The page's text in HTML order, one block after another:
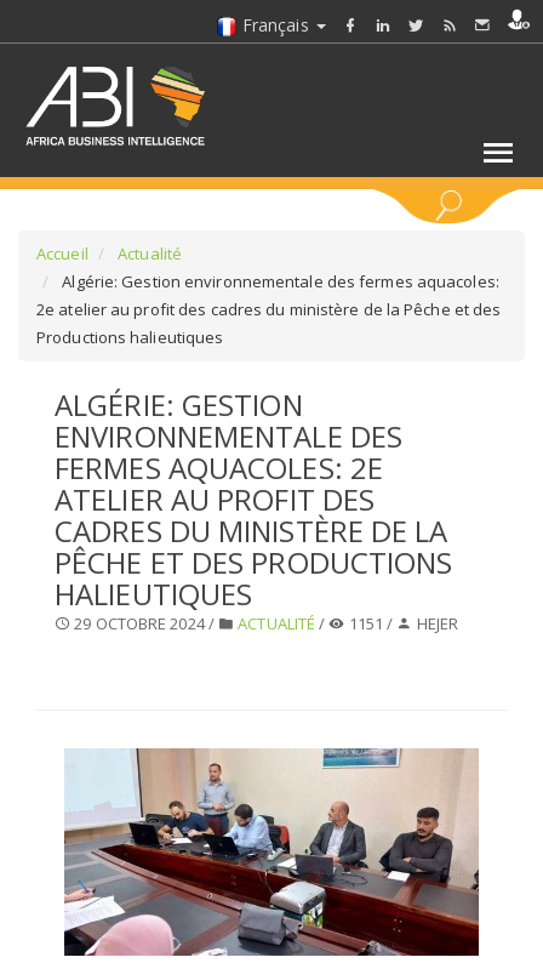
Français
SÉLECTIONNEZ UN/DES SECTEURS
SÉLECTIONNEZ UN DOSSIER
SELECTIONNEZ UNE SECTION
SÉLECTIONNEZ UNE CATÉGORIE
SÉLECTIONNEZ UN/DES PAYS
Accueil
Actualité
Algérie: Gestion environnementale des fermes aquacoles:
2e atelier au profit des cadres du ministère de la Pêche et des
Productions halieutiques
ALGÉRIE: GESTION
ENVIRONNEMENTALE DES
FERMES AQUACOLES: 2E
ATELIER AU PROFIT DES
CADRES DU MINISTÈRE DE LA
PÊCHE ET DES PRODUCTIONS
HALIEUTIQUES
29 OCTOBRE 2024 / ACTUALITÉ / 1151 / HEJER